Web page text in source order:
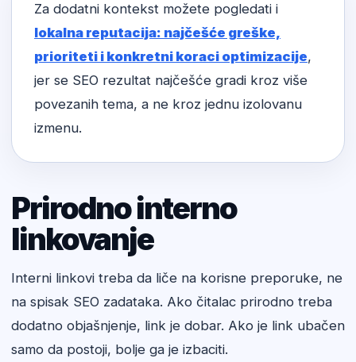
Za dodatni kontekst možete pogledati i
lokalna reputacija: najčešće greške,
prioriteti i konkretni koraci optimizacije,
jer se SEO rezultat najčešće gradi kroz više
povezanih tema, a ne kroz jednu izolovanu
izmenu.
Prirodno interno
linkovanje
Interni linkovi treba da liče na korisne preporuke, ne
na spisak SEO zadataka. Ako čitalac prirodno treba
dodatno objašnjenje, link je dobar. Ako je link ubačen
samo da postoji, bolje ga je izbaciti.